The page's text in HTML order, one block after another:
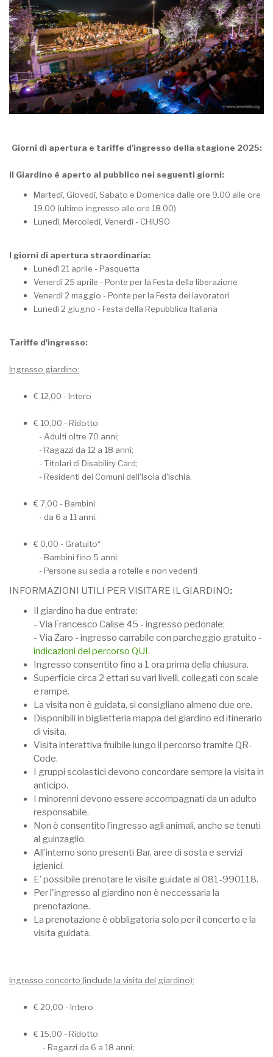
Giorni di apertura e tariffe d'ingresso della stagione 2025:
Il Giardino è aperto al pubblico nei seguenti giorni:
Martedì, Giovedì, Sabato e Domenica dalle ore 9.00 alle ore
19.00 (ultimo ingresso alle ore 18.00)
Lunedì, Mercoledì, Venerdì - CHIUSO
I giorni di apertura straordinaria:
Lunedì 21 aprile - Pasquetta
Venerdì 25 aprile - Ponte per la Festa della liberazione
Venerdì 2 maggio - Ponte per la Festa dei lavoratori
Lunedi 2 giugno - Festa della Repubblica Italiana
Tariffe d'ingresso:
Ingresso giardino:
€ 12,00 - Intero
€ 10,00 - Ridotto
- Adulti oltre 70 anni;
- Ragazzi da 12 a 18 anni;
- Titolari di Disability Card;
- Residenti dei Comuni dell'Isola d'Ischia.
€ 7,00 - Bambini
- da 6 a 11 anni.
€ 0,00 - Gratuito*
- Bambini fino 5 anni;
- Persone su sedia a rotelle e non vedenti
INFORMAZIONI UTILI PER VISITARE IL GIARDINO:
Il giardino ha due entrate:
- Via Francesco Calise 45 - ingresso pedonale;
- Via Zaro - ingresso carrabile con parcheggio gratuito -
indicazioni del percorso QUI.
Ingresso consentito fino a 1 ora prima della chiusura.
Superficie circa 2 ettari su vari livelli, collegati con scale
e rampe.
La visita non è guidata, si consigliano almeno due ore.
Disponibili in biglietteria mappa del giardino ed itinerario
di visita.
Visita interattiva fruibile lungo il percorso tramite QR-
Code.
I gruppi scolastici devono concordare sempre la visita in
anticipo.
I minorenni devono essere accompagnati da un adulto
responsabile.
Non è consentito l’ingresso agli animali, anche se tenuti
al guinzaglio.
All’interno sono presenti Bar, aree di sosta e servizi
igienici.
E’ possibile prenotare le visite guidate al 081-990118.
Per l'ingresso al giardino non è neccessaria la
prenotazione.
La prenotazione è obbligatoria solo per il concerto e la
visita guidata.
Ingresso concerto (include la visita del giardino):
€ 20,00 - Intero
€ 15,00 - Ridotto
- Ragazzi da 6 a 18 anni;